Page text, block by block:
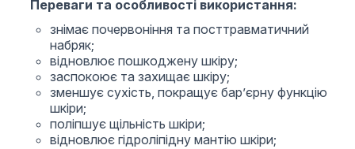
Переваги та особливості використання:
знімає почервоніння та посттравматичний
набряк;
відновлює пошкоджену шкіру;
заспокоює та захищає шкіру;
зменшує сухість, покращує бар’єрну функцію
шкіри;
поліпшує щільність шкіри;
відновлює гідроліпідну мантію шкіри;